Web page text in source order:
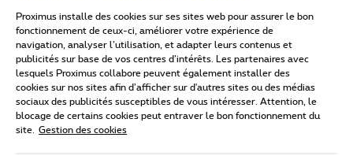
Conditions d'utilisation Accessibility statement
Tous droits réservés. © 2026 Proximus
Conditions générales, info consommateur
Proximus installe des cookies sur ses sites web pour assurer le bon
fonctionnement de ceux-ci, améliorer votre expérience de
navigation, analyser l’utilisation, et adapter leurs contenus et
publicités sur base de vos centres d’intérêts. Les partenaires avec
lesquels Proximus collabore peuvent également installer des
cookies sur nos sites afin d’afficher sur d'autres sites ou des médias
sociaux des publicités susceptibles de vous intéresser. Attention, le
blocage de certains cookies peut entraver le bon fonctionnement du
site.
Gestion des cookies